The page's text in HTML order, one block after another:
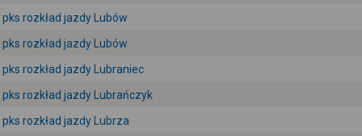
pks rozkład jazdy Lubów
pks rozkład jazdy Lubów
pks rozkład jazdy Lubraniec
pks rozkład jazdy Lubrańczyk
pks rozkład jazdy Lubrza